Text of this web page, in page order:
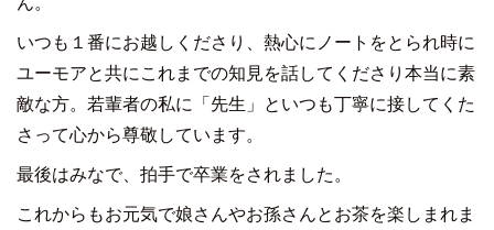
いつも１番にお越しくださり、熱心にノートをとられ時に
ユーモアと共にこれまでの知見を話してくださり本当に素
敵な方。若輩者の私に「先生」といつも丁寧に接してくた
さって心から尊敬しています。
最後はみなで、拍手で卒業をされました。
これからもお元気で娘さんやお孫さんとお茶を楽しまれま